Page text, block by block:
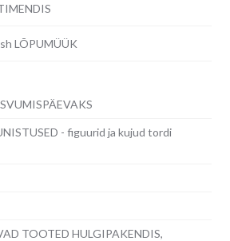
LÕPUMÜÜK
- figuurid ja kujud tordi
TOOTED HULGIPAKENDIS,